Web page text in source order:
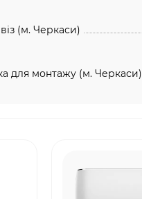
(м. Черкаси)
для монтажу (м. Черкаси)